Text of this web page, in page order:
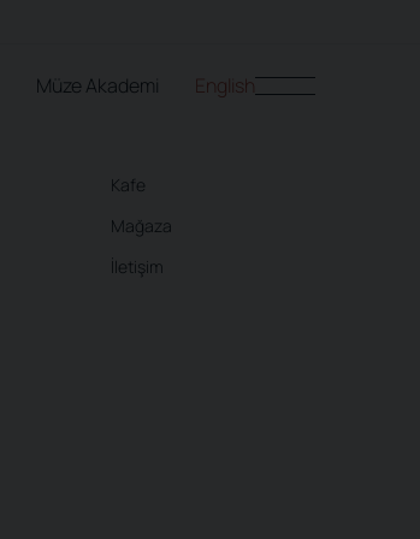
Müze Akademi English
Kafe
Mağaza
İletişim